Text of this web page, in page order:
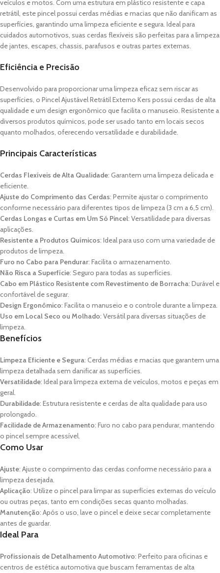
veículos e motos. Com uma estrutura em plástico resistente e capa
retrátil, este pincel possui cerdas médias e macias que não danificam as
superfícies, garantindo uma limpeza eficiente e segura. Ideal para
cuidados automotivos, suas cerdas flexíveis são perfeitas para a limpeza
de jantes, escapes, chassis, parafusos e outras partes externas.
Eficiência e Precisão
Desenvolvido para proporcionar uma limpeza eficaz sem riscar as
superfícies, o Pincel Ajustável Retrátil Externo Kers possui cerdas de alta
qualidade e um design ergonômico que facilita o manuseio. Resistente a
diversos produtos químicos, pode ser usado tanto em locais secos
quanto molhados, oferecendo versatilidade e durabilidade.
Principais Características
Cerdas Flexíveis de Alta Qualidade: Garantem uma limpeza delicada e
eficiente.
Ajuste do Comprimento das Cerdas: Permite ajustar o comprimento
conforme necessário para diferentes tipos de limpeza (3 cm a 6,5 cm).
Cerdas Longas e Curtas em Um Só Pincel: Versatilidade para diversas
aplicações.
Resistente a Produtos Químicos: Ideal para uso com uma variedade de
produtos de limpeza.
Furo no Cabo para Pendurar: Facilita o armazenamento.
Não Risca a Superfície: Seguro para todas as superfícies.
Cabo em Plástico Resistente com Revestimento de Borracha: Durável e
confortável de segurar.
Design Ergonômico: Facilita o manuseio e o controle durante a limpeza.
Uso em Local Seco ou Molhado: Versátil para diversas situações de
limpeza.
Benefícios
Limpeza Eficiente e Segura: Cerdas médias e macias que garantem uma
limpeza detalhada sem danificar as superfícies.
Versatilidade: Ideal para limpeza externa de veículos, motos e peças em
geral.
Durabilidade: Estrutura resistente e cerdas de alta qualidade para uso
prolongado.
Facilidade de Armazenamento: Furo no cabo para pendurar, mantendo
o pincel sempre acessível.
Como Usar
Ajuste: Ajuste o comprimento das cerdas conforme necessário para a
limpeza desejada.
Aplicação: Utilize o pincel para limpar as superfícies externas do veículo
ou outras peças, tanto em condições secas quanto molhadas.
Manutenção: Após o uso, lave o pincel e deixe secar completamente
antes de guardar.
Ideal Para
Profissionais de Detalhamento Automotivo: Perfeito para oficinas e
centros de estética automotiva que buscam ferramentas de alta